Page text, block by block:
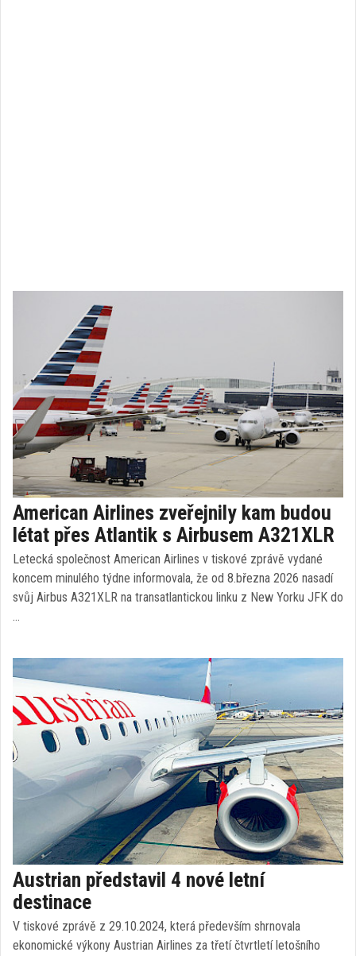
American Airlines zveřejnily kam budou
létat přes Atlantik s Airbusem A321XLR
Letecká společnost American Airlines v tiskové zprávě vydané
koncem minulého týdne informovala, že od 8.března 2026 nasadí
svůj Airbus A321XLR na transatlantickou linku z New Yorku JFK do
…
Austrian představil 4 nové letní
destinace
V tiskové zprávě z 29.10.2024, která především shrnovala
ekonomické výkony Austrian Airlines za třetí čtvrtletí letošního